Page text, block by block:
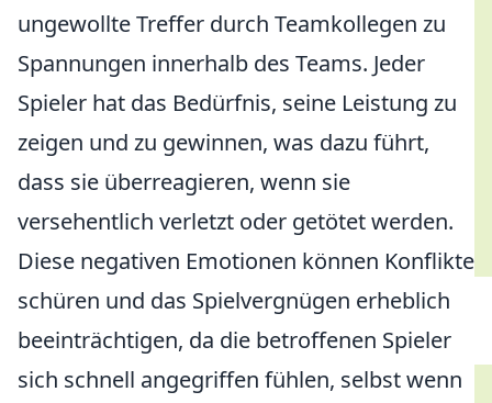
ungewollte Treffer durch Teamkollegen zu
Spannungen innerhalb des Teams. Jeder
Spieler hat das Bedürfnis, seine Leistung zu
zeigen und zu gewinnen, was dazu führt,
dass sie überreagieren, wenn sie
versehentlich verletzt oder getötet werden.
Diese negativen Emotionen können Konflikte
schüren und das Spielvergnügen erheblich
beeinträchtigen, da die betroffenen Spieler
sich schnell angegriffen fühlen, selbst wenn